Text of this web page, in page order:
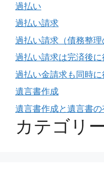
過払い
過払い請求
過払い請求（債務整理
過払い請求は完済後に
過払い金請求も同時
遺言書作成
遺言書作成と遺言書の
カテゴリ